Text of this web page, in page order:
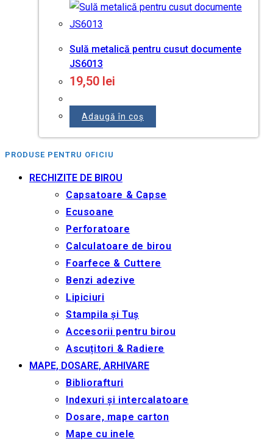
Sulă metalică pentru cusut documente
JS6013
19,50 lei
Adaugă în coș
PRODUSE PENTRU OFICIU
RECHIZITE DE BIROU
Capsatoare & Capse
Ecusoane
Perforatoare
Calculatoare de birou
Foarfece & Cuttere
Benzi adezive
Lipiciuri
Stampila și Tuș
Accesorii pentru birou
Ascuțitori & Radiere
MAPE, DOSARE, ARHIVARE
Bibliorafturi
Indexuri și intercalatoare
Dosare, mape carton
Mape cu inele